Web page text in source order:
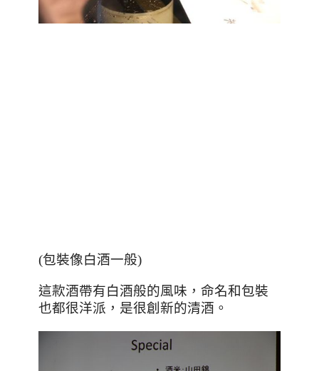
(包裝像白酒一般)
這款酒帶有白酒般的風味，命名和包裝
也都很洋派，是很創新的清酒。